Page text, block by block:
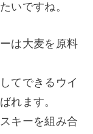
いですね。
は大麦を原料
てできるウイ
れます。
キーを組み合